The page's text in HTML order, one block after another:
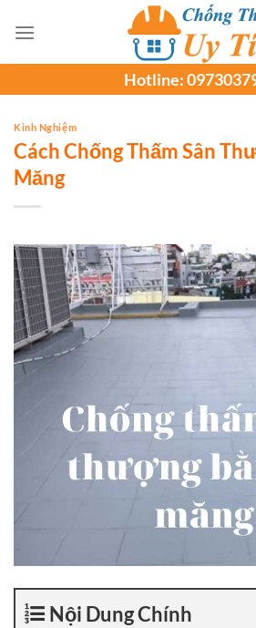
đến
Hotline:
Kinh Nghiệm
Cách Chống Thấm Sân
Măng
Nội Dung Chính